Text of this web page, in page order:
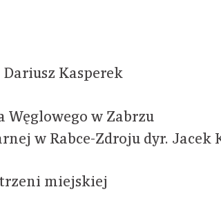
Dariusz Kasperek
Węglowego w Zabrzu
w Rabce-Zdroju dyr. Jacek
miejskiej